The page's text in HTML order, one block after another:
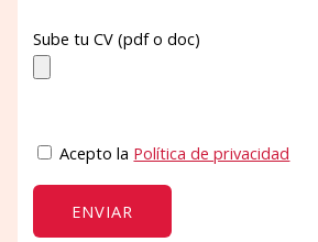
Sube tu CV (pdf o doc)
Acepto la Política de privacidad